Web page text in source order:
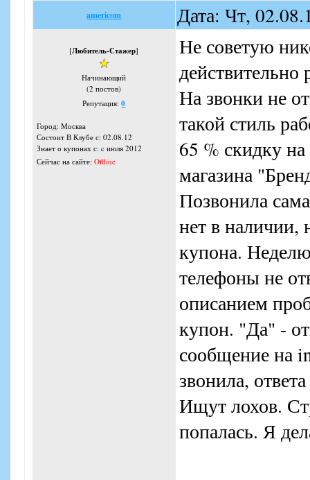
americom Дата: Чт,
[Любитель-Стажер]
Начинающий
(2 постов)
Репутация:0
Город: Москва
Состоит В Клубе с: 02.08.12
Знает о купонах с: c июля 2012
Сейчас на сайте: Offline
Не советую
На звонки не
такой стиль
65 % скидку
магазина
Позвонила
нет в наличии,
купона.
телефоны не
описанием
купон. "Да" -
сообщение на
звонила,
Ищут лохов.
попалась. Я